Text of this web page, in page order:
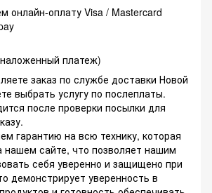
онлайн-оплату Visa / Mastercard
платеж)
заказ по службе доставки Новой
выбрать услугу по послеплаты.
после проверки посылки для
гарантию на всю технику, которая
нашем сайте, что позволяет нашим
себя уверенно и защищено при
демонстрирует уверенность в